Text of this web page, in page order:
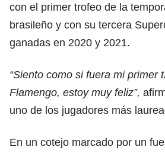
con el primer trofeo de la
brasileño y con su tercera
ganadas en 2020 y 2021.
“Siento como si fuera mi primer
Flamengo, estoy muy feliz”,
uno de los jugadores más
En un cotejo marcado por un